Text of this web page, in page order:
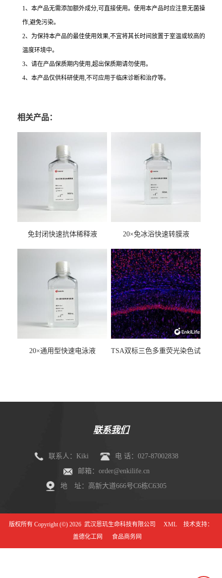
1、本产品无需添加额外成分,可直接使用。使用本产品时应注意无菌操
作,避免污染。
2、为保持本产品的最佳使用效果,不宜将其长时间放置于室温或较高的
温度环境中。
3、请在产品保质期内使用,超出保质期请勿使用。
4、本产品仅供科研使用,不可应用于临床诊断和治疗等。
相关产品：
免封闭快速抗体稀释液 20×免冰浴快速转膜液
20×通用型快速电泳液
TSA双标三色多重荧光染色试
联系我们
联系人：Kiki
电 话：027-87002838
邮箱：order@enkilife.cn
地 址：高新大道666号C6栋C6305
版权所有 Copyright (©) 2026 武汉恩玑生命科技有限公司 XML
技术支持：
盖德化工网
食品商务网